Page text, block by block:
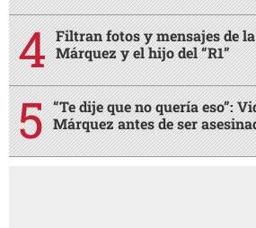
Filtran fotos y mensajes de
Márquez y el hijo del “R1”
“Te dije que no quería eso”:
Márquez antes de ser